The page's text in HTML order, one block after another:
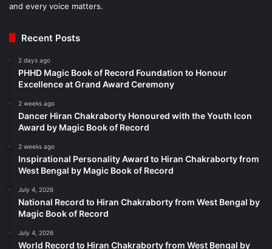
and every voice matters.
Recent Posts
2 days ago
PHHD Magic Book of Record Foundation to Honour
Excellence at Grand Award Ceremony
2 weeks ago
Dancer Hiran Chakraborty Honoured with the Youth Icon
Award by Magic Book of Record
2 weeks ago
Inspirational Personality Award to Hiran Chakraborty from
West Bengal by Magic Book of Record
July 4, 2026
National Record to Hiran Chakraborty from West Bengal by
Magic Book of Record
July 4, 2026
World Record to Hiran Chakraborty from West Bengal by